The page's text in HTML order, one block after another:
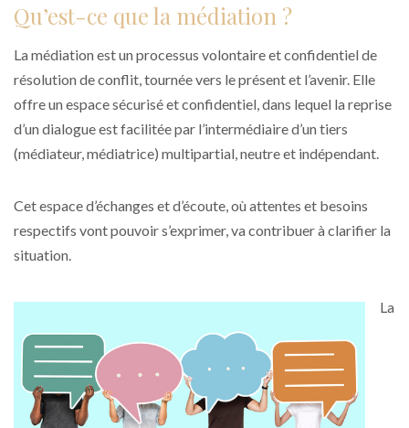
Qu’est-ce que la médiation ?
La médiation est un processus volontaire et confidentiel de
résolution de conflit, tournée vers le présent et l’avenir. Elle
offre un espace sécurisé et confidentiel, dans lequel la reprise
d’un dialogue est facilitée par l’intermédiaire d’un tiers
(médiateur, médiatrice) multipartial, neutre et indépendant.
Cet espace d’échanges et d’écoute, où attentes et besoins
respectifs vont pouvoir s’exprimer, va contribuer à clarifier la
situation.
La